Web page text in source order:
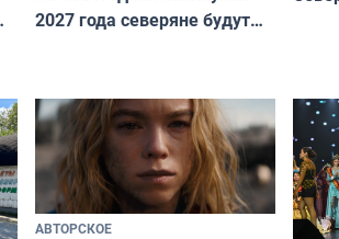
2027 года северяне будут
АВТОРСКОЕ